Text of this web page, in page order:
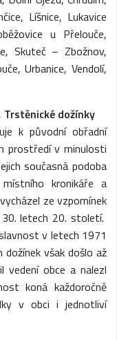
Líšnice, Lukavice
u Přelouče,
Skuteč – Zbožnov,
Urbanice, Vendolí,
, Trstěnické dožínky
k původní obřadní
prostředí v minulosti
současná podoba
kronikáře a
ze vzpomínek
letech 20. století.
v letech 1971
však došlo až
obce a nalezl
koná každoročně
v obci i jednotliví